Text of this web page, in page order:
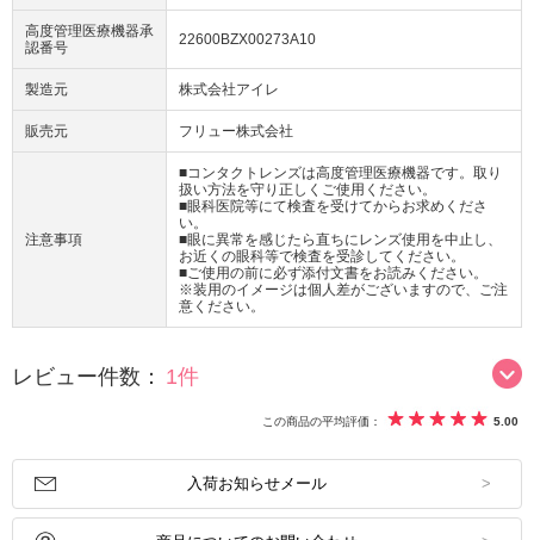
高度管理医療機器承
認番号
22600BZX00273A10
製造元 株式会社アイレ
販売元 フリュー株式会社
注意事項
■コンタクトレンズは高度管理医療機器です。取り
扱い方法を守り正しくご使用ください。
■眼科医院等にて検査を受けてからお求めくださ
い。
■眼に異常を感じたら直ちにレンズ使用を中止し、
お近くの眼科等で検査を受診してください。
■ご使用の前に必ず添付文書をお読みください。
※装用のイメージは個人差がございますので、ご注
意ください。
レビュー件数： 1件
この商品の平均評価： 5.00
入荷お知らせメール